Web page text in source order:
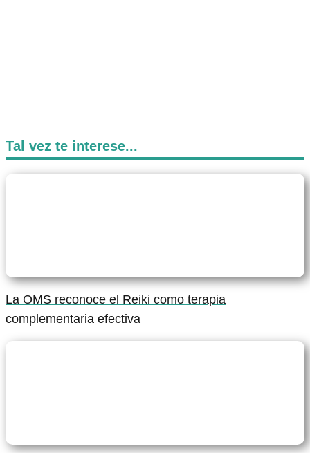
Tal vez te interese...
La OMS reconoce el Reiki como terapia
complementaria efectiva